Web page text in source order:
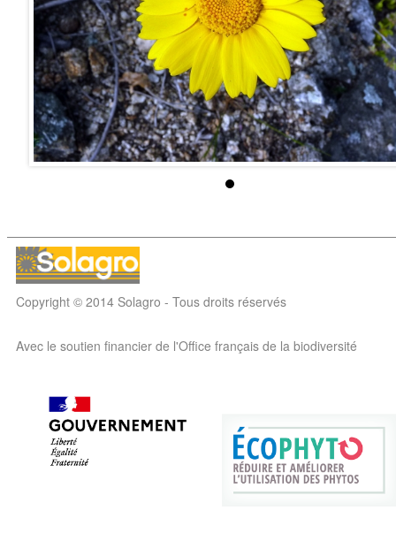
Copyright © 2014 Solagro - Tous droits réservés
Avec le soutien financier de l'Office français de la biodiversité